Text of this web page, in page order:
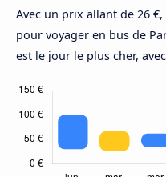
Avec un prix allant de 26 €,
pour voyager en bus de
est le jour le plus cher,